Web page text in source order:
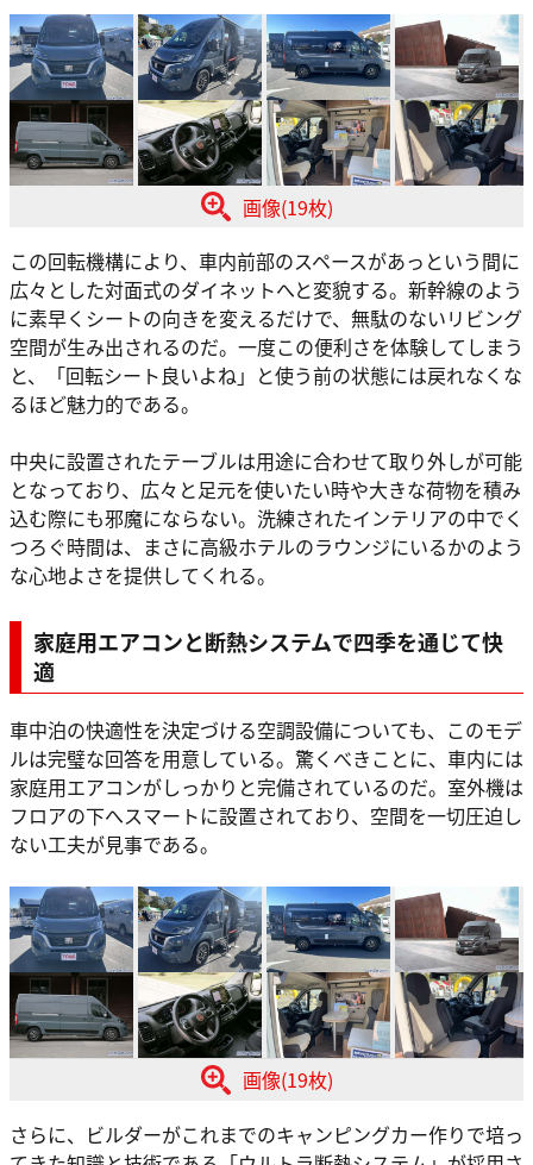
画像(19枚)
この回転機構により、車内前部のスペースがあっという間に
広々とした対面式のダイネットへと変貌する。新幹線のよう
に素早くシートの向きを変えるだけで、無駄のないリビング
空間が生み出されるのだ。一度この便利さを体験してしまう
と、「回転シート良いよね」と使う前の状態には戻れなくな
るほど魅力的である。
中央に設置されたテーブルは用途に合わせて取り外しが可能
となっており、広々と足元を使いたい時や大きな荷物を積み
込む際にも邪魔にならない。洗練されたインテリアの中でく
つろぐ時間は、まさに高級ホテルのラウンジにいるかのよう
な心地よさを提供してくれる。
家庭用エアコンと断熱システムで四季を通じて快
適
車中泊の快適性を決定づける空調設備についても、このモデ
ルは完璧な回答を用意している。驚くべきことに、車内には
家庭用エアコンがしっかりと完備されているのだ。室外機は
フロアの下へスマートに設置されており、空間を一切圧迫し
ない工夫が見事である。
画像(19枚)
さらに、ビルダーがこれまでのキャンピングカー作りで培っ